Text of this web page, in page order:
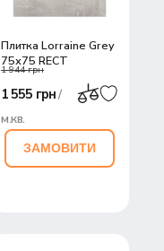
Плитка Lorraine Grey
75х75 RECT
1 944 грн
1 555 грн/
м.кв.
ЗАМОВИТИ